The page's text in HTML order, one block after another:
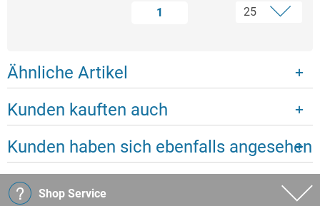
1
Ähnliche Artikel
Kunden kauften auch
Kunden haben sich ebenfalls angesehen
Shop Service